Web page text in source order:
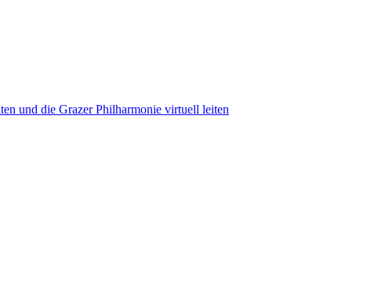
und die Grazer Philharmonie virtuell leiten